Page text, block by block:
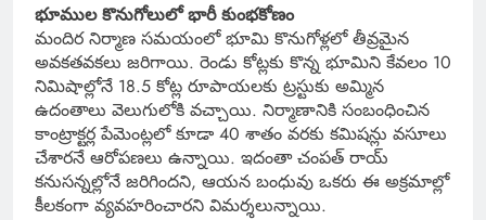
భూముల కొనుగోలులో భారీ కుంభకోణం
మందిర నిర్మాణ సమయంలో భూమి కొనుగోళ్లలో తీవ్రమైన
అవకతవకలు జరిగాయి. రెండు కోట్లకు కొన్న భూమిని కేవలం 10
నిమిషాల్లోనే 18.5 కోట్ల రూపాయలకు ట్రస్టుకు అమ్మిన
ఉదంతాలు వెలుగులోకి వచ్చాయి. నిర్మాణానికి సంబంధించిన
కాంట్రాక్టర్ల పేమెంట్లలో కూడా 40 శాతం వరకు కమిషన్లు వసూలు
చేశారనే ఆరోపణలు ఉన్నాయి. ఇదంతా చంపత్ రాయ్
కనుసన్నల్లోనే జరిగిందని, ఆయన బంధువు ఒకరు ఈ అక్రమాల్లో
కీలకంగా వ్యవహరించారని విమర్శలున్నాయి.